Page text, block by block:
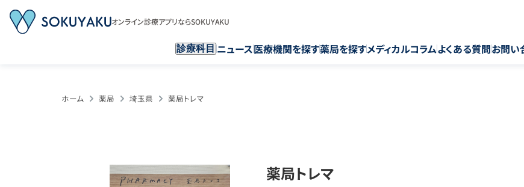
オンライン診療アプリならSOKUYAKU
診療科目 ニュース医療機関を探す薬局を探すメディカルコラムよくある質問お問い
ホーム 薬局 埼玉県 薬局トレマ
薬局トレマ